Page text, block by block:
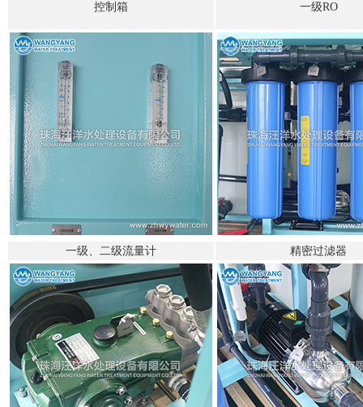
控制箱 一级RO
一级、二级流量计 精密过滤器